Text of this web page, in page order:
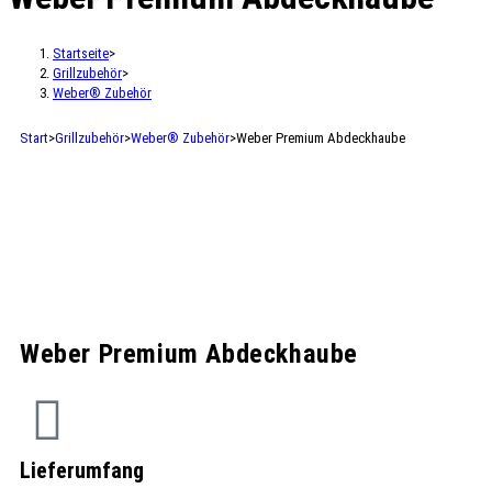
Startseite>
Grillzubehör>
Weber® Zubehör
Start>Grillzubehör>Weber® Zubehör>Weber Premium Abdeckhaube
Weber Premium Abdeckhaube
Lieferumfang